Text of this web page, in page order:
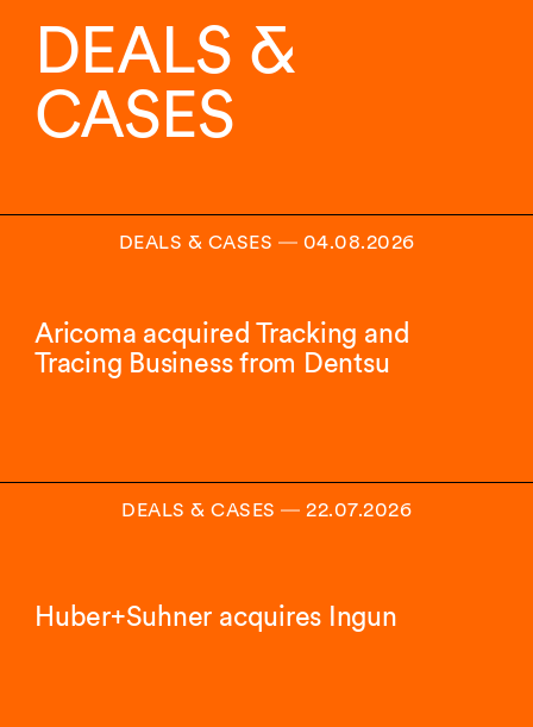
analyses
affichées.
DEALS &
CASES
DEALS & CASES ― 04.08.2026
Aricoma acquired Tracking and
Tracing Business from Dentsu
DEALS & CASES ― 22.07.2026
Huber+Suhner acquires Ingun